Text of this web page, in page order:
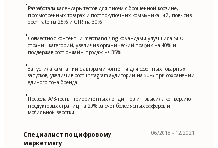
•Разработала календарь тестов для писем о брошенной корзине,
просмотренных товарах и постпокупочных коммуникаций, повысив
open rate на 25% и CTR на 30%
•Совместно с контент- и merchandising-командами улучшила SEO
страниц категорий, увеличив органический трафик на 40% и
поддержав рост онлайн-продаж на 35%
•Запустила кампании с авторами контента для сезонных товарных
запусков, увеличив рост Instagram-аудитории на 50% при сохранении
единого тона бренда
•Провела A/B-тесты приоритетных лендингов и повысила конверсию
продуктовых страниц на 20% за счет более ясных офферов и
мобильной верстки
Специалист по цифровому
маркетингу
06/2018 - 12/2021